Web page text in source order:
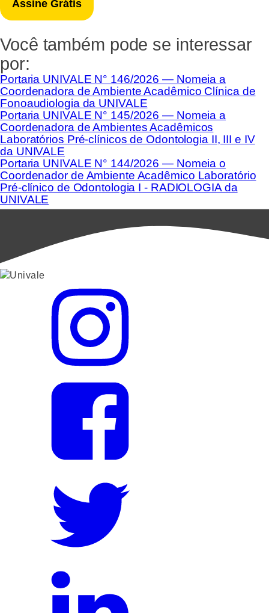
Você também pode se interessar
por:
Portaria UNIVALE N° 146/2026 — Nomeia a
Coordenadora de Ambiente Acadêmico Clínica de
Fonoaudiologia da UNIVALE
Portaria UNIVALE N° 145/2026 — Nomeia a
Coordenadora de Ambientes Acadêmicos
Laboratórios Pré-clínicos de Odontologia II, III e IV
da UNIVALE
Portaria UNIVALE N° 144/2026 — Nomeia o
Coordenador de Ambiente Acadêmico Laboratório
Pré-clínico de Odontologia I - RADIOLOGIA da
UNIVALE